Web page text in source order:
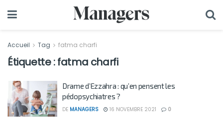
Accueil Tag fatma charfi
Étiquette :fatma charfi
Drame d’Ezzahra : qu’en pensent les
pédopsychiatres ?
DE MANAGERS 16 NOVEMBRE 2021 0